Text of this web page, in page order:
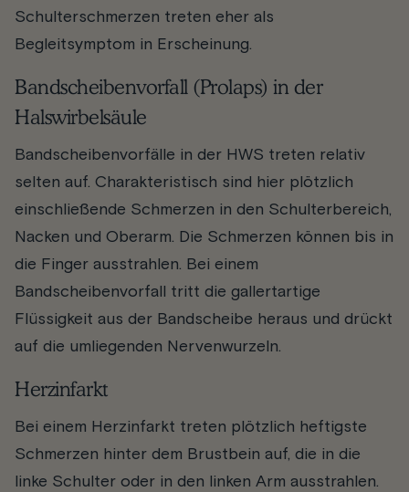
Schulterschmerzen treten eher als
Begleitsymptom in Erscheinung.
Bandscheibenvorfall (Prolaps) in der
Halswirbelsäule
Bandscheibenvorfälle in der HWS treten relativ
selten auf. Charakteristisch sind hier plötzlich
einschließende Schmerzen in den Schulterbereich,
Nacken und Oberarm. Die Schmerzen können bis in
die Finger ausstrahlen. Bei einem
Bandscheibenvorfall tritt die gallertartige
Flüssigkeit aus der Bandscheibe heraus und drückt
auf die umliegenden Nervenwurzeln.
Herzinfarkt
Bei einem Herzinfarkt treten plötzlich heftigste
Schmerzen hinter dem Brustbein auf, die in die
linke Schulter oder in den linken Arm ausstrahlen.